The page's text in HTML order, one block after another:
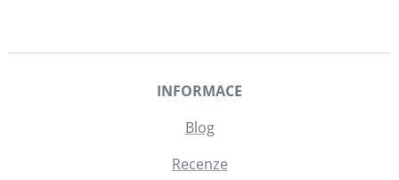
INFORMACE
Blog
Recenze